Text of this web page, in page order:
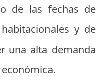
de las fechas de
y de
una alta demanda